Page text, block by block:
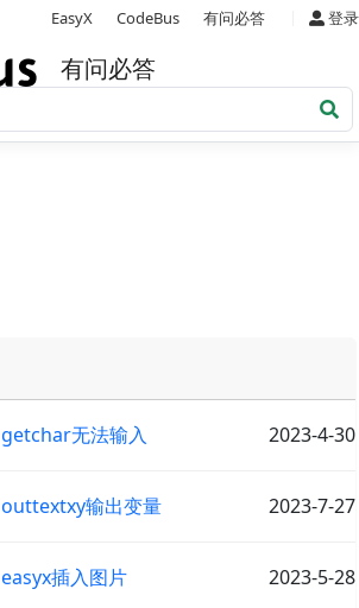
EasyX CodeBus 有问必答 登录
有问必答
getchar无法输入 2023-4-30
outtextxy输出变量 2023-7-27
easyx插入图片 2023-5-28